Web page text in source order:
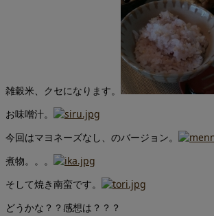
雑穀米、クセになります。
お味噌汁。
今回はマヨネーズなし、のバージョン。
煮物。。。
そして焼き南蛮です。
どうかな？？感想は？？？